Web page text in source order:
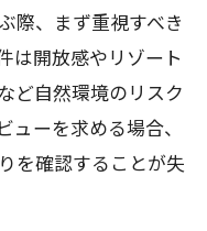
際、まず重視すべき
は開放感やリゾート
ど自然環境のリスク
ューを求める場合、
を確認することが失